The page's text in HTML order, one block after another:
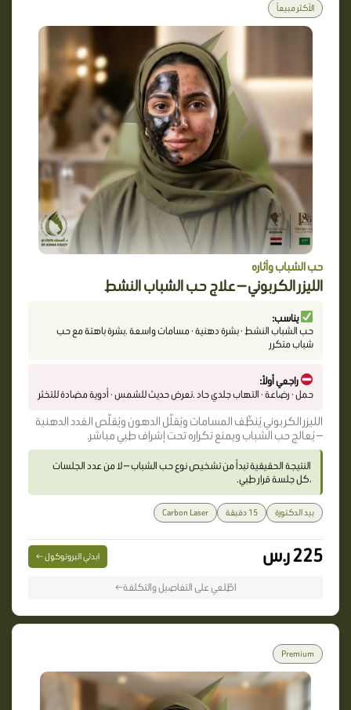
الأكثر مبيعاً
حب الشباب وآثاره
الليزر الكربوني — علاج حب الشباب النشط
يناسب:
حب الشباب النشط · بشرة دهنية · مسامات واسعة .بشرة باهتة مع حب
شباب متكرر
راجعي أولاً:
حمل · رضاعة · التهاب جلدي حاد .تعرض حديث للشمس · أدوية مضادة للتخثر
الليزر الكربوني يُنظّف المسامات ويُقلّل الدهون ويُقلّص الغدد الدهنية
— يُعالج حب الشباب ويمنع تكراره تحت إشراف طبي مباشر.
النتيجة الحقيقية تبدأ من تشخيص نوع حب الشباب — لا من عدد الجلسات
،كل جلسة قرار طبي.
بيد الدكتورة 15 دقيقة Carbon Laser
225 ر.س ابدئي البروتوكول ←
اطّلعي على التفاصيل والتكلفة←
Premium